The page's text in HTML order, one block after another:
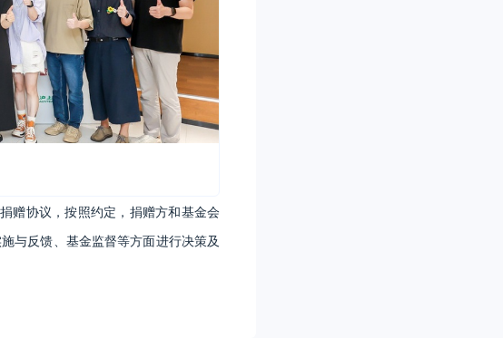
赠协议，按照约定，捐赠方和基金会
与反馈、基金监督等方面进行决策及